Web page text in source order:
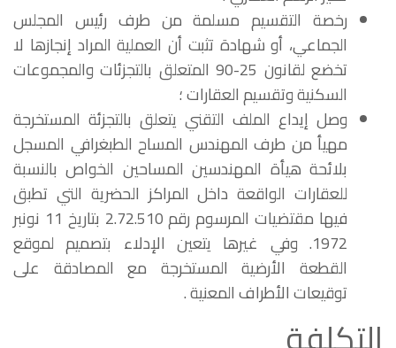
رخصة التقسيم مسلمة من طرف رئيس المجلس
الجماعي، أو شهادة تثبت أن العملية المراد إنجازها لا
تخضع لقانون 25-90 المتعلق بالتجزئات والمجموعات
السكنية وتقسيم العقارات ؛
وصل إيداع الملف التقني يتعلق بالتجزئة المستخرجة
مهيأ من طرف المهندس المساح الطبغرافي المسجل
بلائحة هيأة المهندسين المساحين الخواص بالنسبة
للعقارات الواقعة داخل المراكز الحضرية التي تطبق
فيها مقتضيات المرسوم رقم 2.72.510 بتاريخ 11 نونبر
1972. وفي غيرها يتعين الإدلاء بتصميم لموقع
القطعة الأرضية المستخرجة مع المصادقة على
توقيعات الأطراف المعنية .